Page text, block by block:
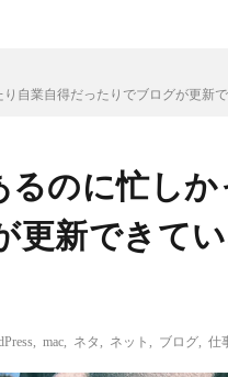
自業自得だったりでブログが更新
るのに忙し
更新できて
mac ネタ ネット ブログ 仕